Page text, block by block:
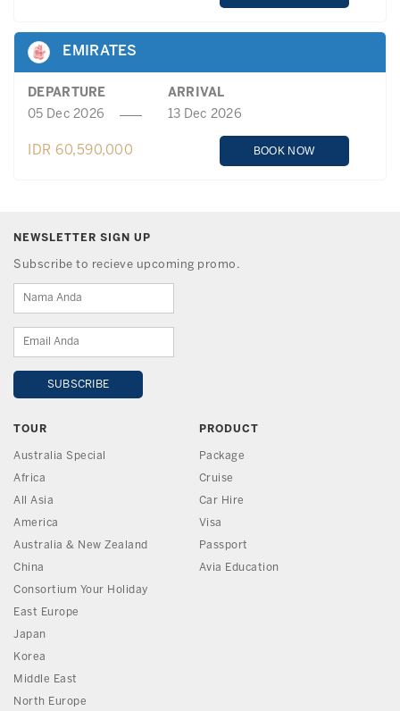
EMIRATES
DEPARTURE
ARRIVAL
05 Dec 2026
13 Dec 2026
IDR 60,590,000 BOOK NOW
NEWSLETTER SIGN UP
Subscribe to recieve upcoming promo.
TOUR
Australia Special
Africa
All Asia
America
Australia & New Zealand
China
Consortium Your Holiday
East Europe
Japan
Korea
Middle East
North Europe
PRODUCT
Package
Cruise
Car Hire
Visa
Passport
Avia Education